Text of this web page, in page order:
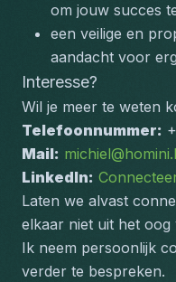
om jouw succes
een veilige en
aandacht voor
Interesse?
Wil je meer te weten
Telefoonnummer:
Mail:
LinkedIn:
Laten we alvast
elkaar niet uit het oog
Ik neem persoonlijk
verder te bespreken.